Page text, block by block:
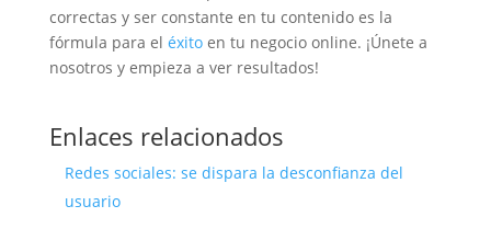
correctas y ser constante en tu contenido es la
fórmula para el éxitoen tu negocio online. ¡Únete a
nosotros y empieza a ver resultados!
Enlaces relacionados
Redes sociales: se dispara la desconfianza del
usuario